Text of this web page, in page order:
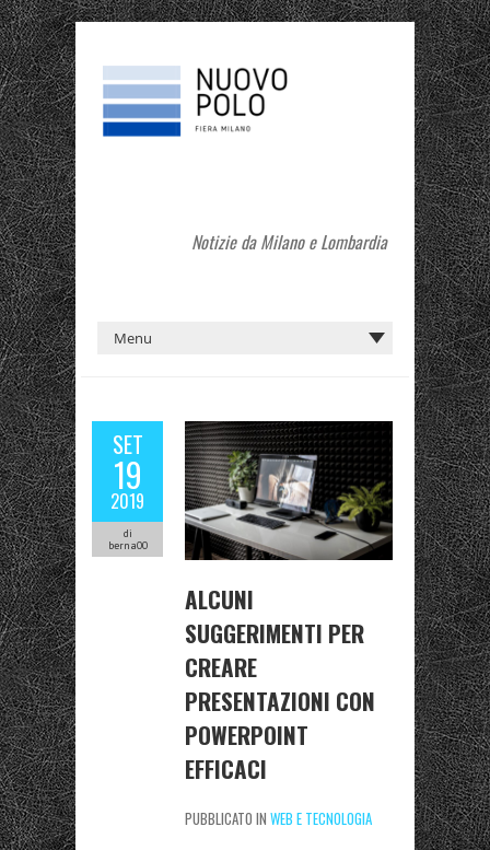
Notizie da Milano e Lombardia
SET
19
2019
di
berna00
ALCUNI
SUGGERIMENTI PER
CREARE
PRESENTAZIONI CON
POWERPOINT
EFFICACI
PUBBLICATO IN WEB E TECNOLOGIA